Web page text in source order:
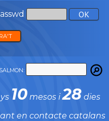
10mesos i28 dies
en contacte catalans